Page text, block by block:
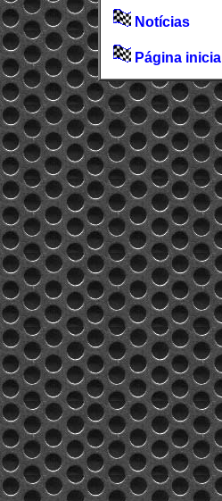
Notícias
Página inicial